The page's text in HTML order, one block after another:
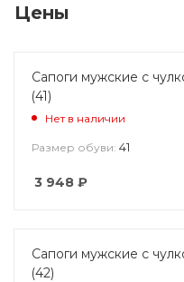
Цены
Сапоги мужские с
(41)
Нет в наличии
Размер обуви: 41
3 948 ₽
Сапоги мужские с
(42)